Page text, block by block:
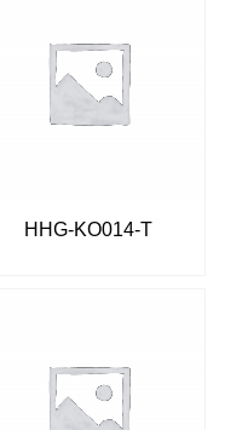
HHG-KO014-T